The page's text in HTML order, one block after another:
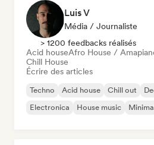
Luis V
Média / Journaliste
> 1200 feedbacks réalisés
Acid houseAfro House /
Chill House
Écrire des articles
Techno Acid house Chill out
Electronica
House music